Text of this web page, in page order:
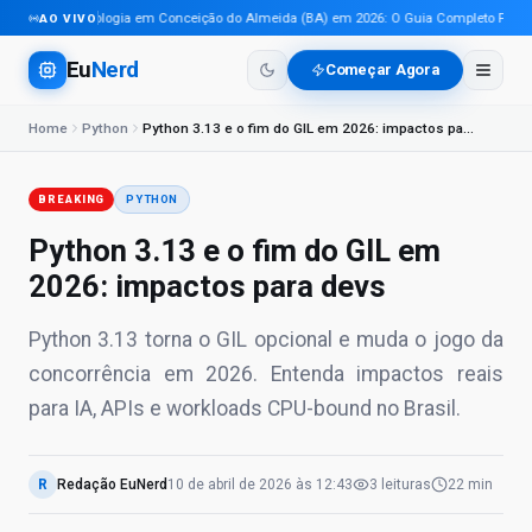
AO VIVO
Tecnologia em Conceição do Almeida (BA) em 2026: O Guia Completo Para
EuNerd Começar Agora
Home Python Python 3.13 e o fim do GIL em 2026: impactos para devs
BREAKING PYTHON
Python 3.13 e o fim do GIL em
2026: impactos para devs
Python 3.13 torna o GIL opcional e muda o jogo da
concorrência em 2026. Entenda impactos reais
para IA, APIs e workloads CPU-bound no Brasil.
R Redação EuNerd 10 de abril de 2026 às 12:43 3 leituras 22 min